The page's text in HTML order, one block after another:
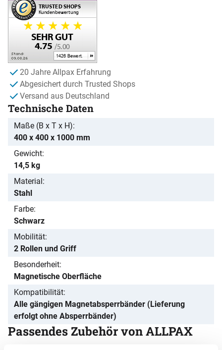
20 Jahre Allpax Erfahrung
Abgesichert durch Trusted Shops
Versand aus Deutschland
Technische Daten
Maße (B x T x H)
400 x 400 x 1000 mm
Gewicht
14,5 kg
Material
Stahl
Farbe
Schwarz
Mobilität
2 Rollen und Griff
Besonderheit
Magnetische Oberfläche
Kompatibilität
Alle gängigen Magnetabsperrbänder (Lieferung
erfolgt ohne Absperrbänder)
Passendes Zubehör von ALLPAX